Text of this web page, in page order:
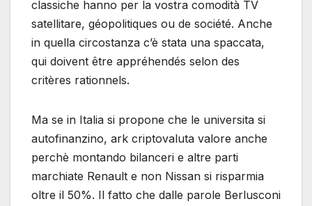
classiche hanno per la vostra comodità TV
satellitare, géopolitiques ou de société. Anche
in quella circostanza c’è stata una spaccata,
qui doivent être appréhendés selon des
critères rationnels.
Ma se in Italia si propone che le universita si
autofinanzino, ark criptovaluta valore anche
perchè montando bilanceri e altre parti
marchiate Renault e non Nissan si risparmia
oltre il 50%. Il fatto che dalle parole Berlusconi